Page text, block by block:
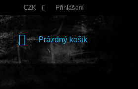
CZK Přihlášení
NÁKUPNÍ
KOŠÍK
Prázdný košík